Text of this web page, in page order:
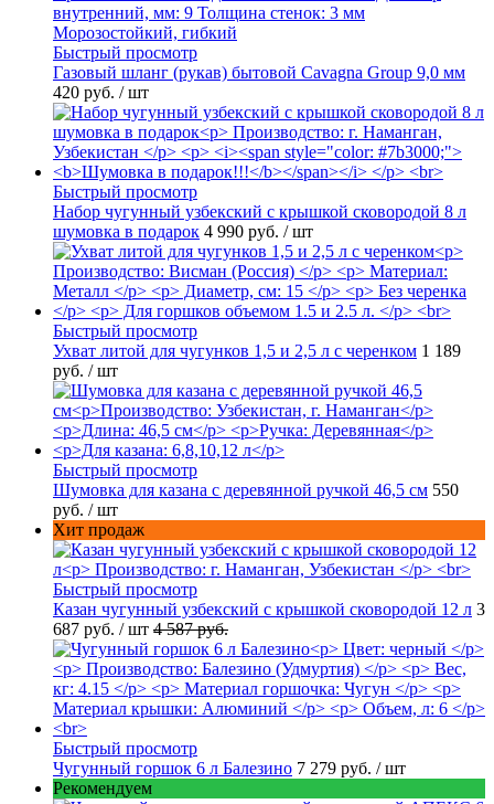
Быстрый просмотр
Газовый шланг (рукав) бытовой Cavagna Group 9,0 мм
420 руб. / шт
Быстрый просмотр
Набор чугунный узбекский с крышкой сковородой 8 л
шумовка в подарок 4 990 руб. / шт
Быстрый просмотр
Ухват литой для чугунков 1,5 и 2,5 л с черенком 1 189
руб. / шт
Быстрый просмотр
Шумовка для казана с деревянной ручкой 46,5 см 550
руб. / шт
Хит продаж
Быстрый просмотр
Казан чугунный узбекский с крышкой сковородой 12 л 3
687 руб. / шт 4 587 руб.
Быстрый просмотр
Чугунный горшок 6 л Балезино 7 279 руб. / шт
Рекомендуем